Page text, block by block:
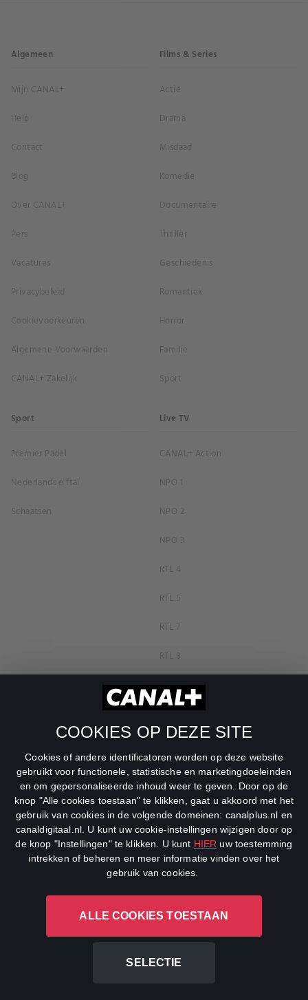
COOKIES OP DEZE SITE
Cookies of andere identificatoren worden op deze website
gebruikt voor functionele, statistische en marketingdoeleinden
en om gepersonaliseerde inhoud weer te geven. Door op de
knop "Alle cookies toestaan" te klikken, gaat u akkoord met het
gebruik van cookies in de volgende domeinen: canalplus.nl en
canaldigitaal.nl. U kunt uw cookie-instellingen wijzigen door op
de knop "Instellingen" te klikken. U kunt HIER uw toestemming
intrekken of beheren en meer informatie vinden over het
gebruik van cookies.
ALLE COOKIES TOESTAAN
SELECTIE
Algemeen
Mijn CANAL+
Help
Contact
Blog
Over CANAL+
Pers
Vacatures
Privacybeleid
Cookievoorkeuren
Algemene Voorwaarden
CANAL+ Zakelijk
Films & Series
Actie
Drama
Misdaad
Komedie
Documentaire
Thriller
Geschiedenis
Romantiek
Horror
Familie
Sport
Sport
Premier Padel
Nederlands elftal
Schaatsen
Live TV
CANAL+ Action
NPO 1
NPO 2
NPO 3
RTL 4
RTL 5
RTL 7
RTL 8
RTL Z
SBS6
Veronica
DreamWorks Channel
CANAL+ Luxembourg S. à r.l., Rue Albert Borschette 4, L-1246